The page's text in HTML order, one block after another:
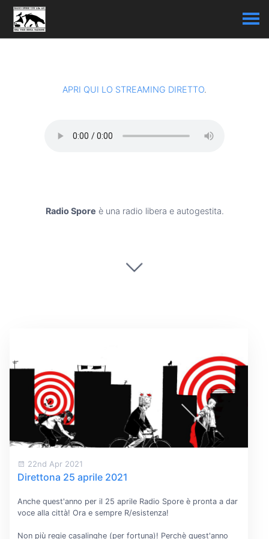
APRI QUI LO STREAMING DIRETTO.
Radio Spore è una radio libera e autogestita.
22nd Apr 2021
Direttona 25 aprile 2021
Anche quest'anno per il 25 aprile Radio Spore è pronta a dar
voce alla città! Ora e sempre R/esistenza!
Non più regie casalinghe (per fortuna)! Perchè quest'anno